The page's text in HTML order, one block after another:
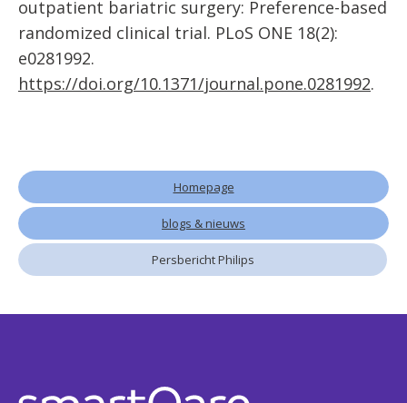
outpatient bariatric surgery: Preference-based
randomized clinical trial. PLoS ONE 18(2):
e0281992.
https://doi.org/10.1371/journal.pone.0281992.
Homepage
blogs & nieuws
Persbericht Philips